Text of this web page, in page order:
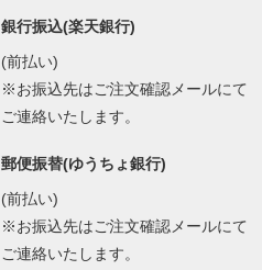
銀行振込(楽天銀行)
(前払い)
※お振込先はご注文確認メールにて
ご連絡いたします。
郵便振替(ゆうちょ銀行)
(前払い)
※お振込先はご注文確認メールにて
ご連絡いたします。